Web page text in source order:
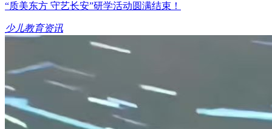
“质美东方 守艺长安”研学活动圆满结束！
少儿教育资讯